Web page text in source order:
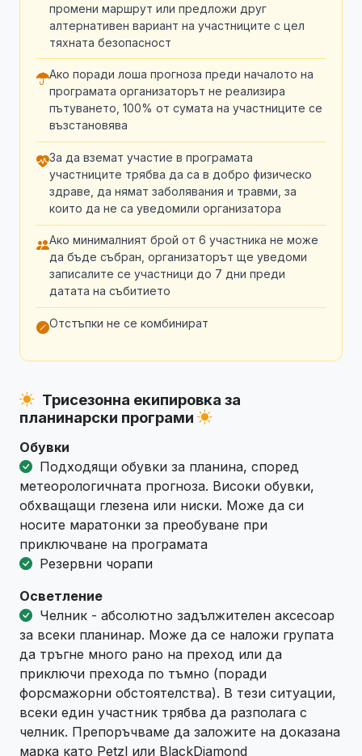
промени маршрут или предложи друг
алтернативен вариант на участниците с цел
тяхната безопасност
Ако поради лоша прогноза преди началото на
програмата организаторът не реализира
пътуването, 100% от сумата на участниците се
възстановява
За да вземат участие в програмата
участниците трябва да са в добро физическо
здраве, да нямат заболявания и травми, за
които да не са уведомили организатора
Ако минималният брой от 6 участника не може
да бъде събран, организаторът ще уведоми
записалите се участници до 7 дни преди
датата на събитието
Отстъпки не се комбинират
Трисезонна екипировка за
планинарски програми
Обувки
Подходящи обувки за планина, според
метеорологичната прогноза. Високи обувки,
обхващащи глезена или ниски. Може да си
носите маратонки за преобуване при
приключване на програмата
Резервни чорапи
Осветление
Челник - абсолютно задължителен аксесоар
за всеки планинар. Може да се наложи групата
да тръгне много рано на преход или да
приключи прехода по тъмно (поради
форсмажорни обстоятелства). В тези ситуации,
всеки един участник трябва да разполага с
челник. Препоръчваме да заложите на доказана
марка като Petzl или BlackDiamond